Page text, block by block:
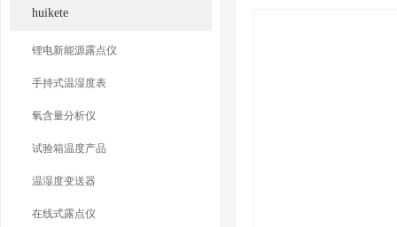
huikete
锂电新能源露点仪
手持式温湿度表
氧含量分析仪
试验箱温度产品
温湿度变送器
在线式露点仪